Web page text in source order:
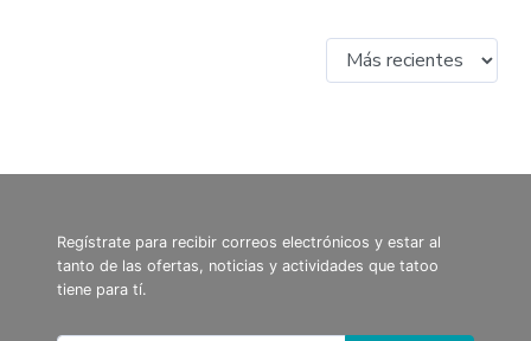
Regístrate para recibir correos electrónicos y estar al
tanto de las ofertas, noticias y actividades que tatoo
tiene para tí.